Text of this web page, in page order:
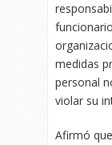
medidas
personal
violar su
Afirmó